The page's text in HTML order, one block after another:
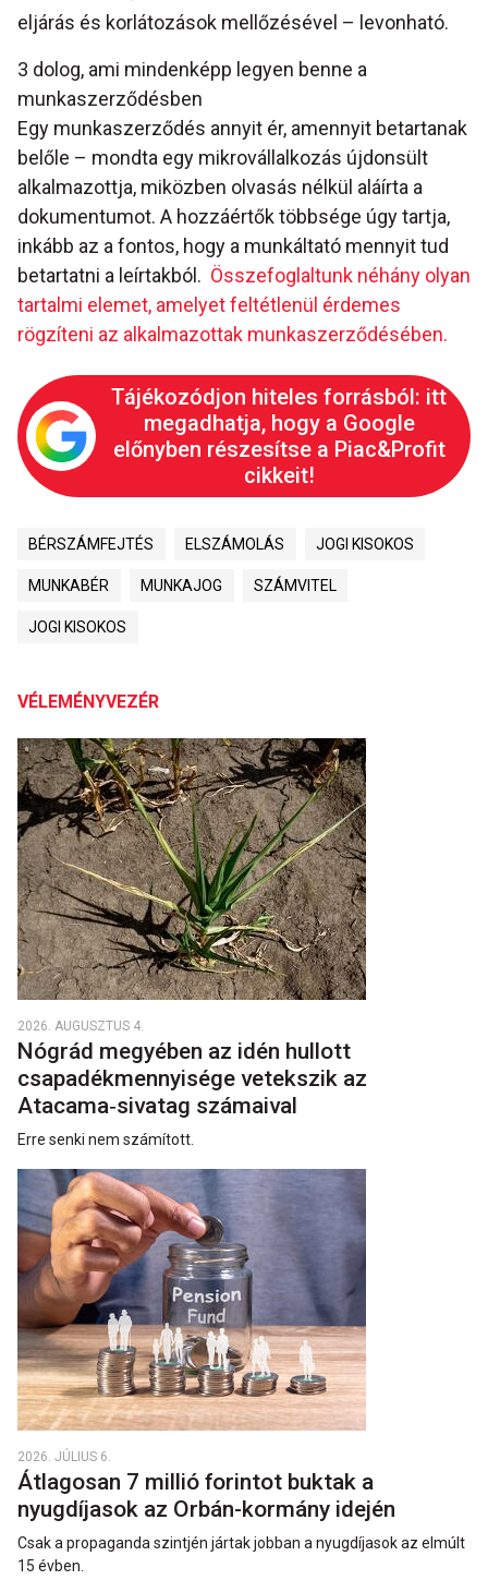
eljárás és korlátozások mellőzésével – levonható.
3 dolog, ami mindenképp legyen benne a
munkaszerződésben
Egy munkaszerződés annyit ér, amennyit betartanak
belőle – mondta egy mikrovállalkozás újdonsült
alkalmazottja, miközben olvasás nélkül aláírta a
dokumentumot. A hozzáértők többsége úgy tartja,
inkább az a fontos, hogy a munkáltató mennyit tud
betartatni a leírtakból. Összefoglaltunk néhány olyan
tartalmi elemet, amelyet feltétlenül érdemes
rögzíteni az alkalmazottak munkaszerződésében.
Tájékozódjon hiteles forrásból: itt
megadhatja, hogy a Google
előnyben részesítse a Piac&Profit
cikkeit!
BÉRSZÁMFEJTÉS ELSZÁMOLÁS JOGI KISOKOS
MUNKABÉR MUNKAJOG SZÁMVITEL
JOGI KISOKOS
VÉLEMÉNYVEZÉR
2026. AUGUSZTUS 4.
Nógrád megyében az idén hullott
csapadékmennyisége vetekszik az
Atacama‑sivatag számaival
Erre senki nem számított.
2026. JÚLIUS 6.
Átlagosan 7 millió forintot buktak a
nyugdíjasok az Orbán-kormány idején
Csak a propaganda szintjén jártak jobban a nyugdíjasok az elmúlt
15 évben.